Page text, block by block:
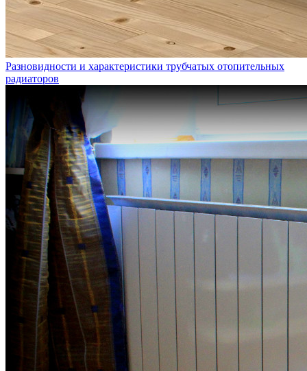
Разновидности и характеристики трубчатых отопительных
радиаторов